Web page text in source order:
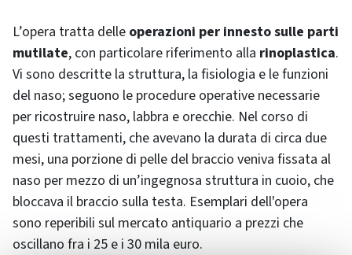
L’opera tratta delle operazioni per innesto sulle parti
mutilate, con particolare riferimento alla rinoplastica.
Vi sono descritte la struttura, la fisiologia e le funzioni
del naso; seguono le procedure operative necessarie
per ricostruire naso, labbra e orecchie. Nel corso di
questi trattamenti, che avevano la durata di circa due
mesi, una porzione di pelle del braccio veniva fissata al
naso per mezzo di un’ingegnosa struttura in cuoio, che
bloccava il braccio sulla testa. Esemplari dell'opera
sono reperibili sul mercato antiquario a prezzi che
oscillano fra i 25 e i 30 mila euro.